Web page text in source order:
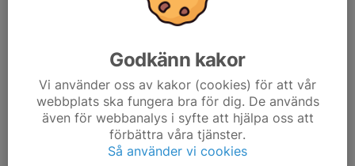
mark.blake@everlandcommunications.se
733 7
https://parasport.se/trana-och-
tavla/idrotter/fotboll/nyheter-fran-
Godkänn kakor
Vi använder oss av kakor (cookies) för att vår
webbplats ska fungera bra för dig. De används
även för webbanalys i syfte att hjälpa oss att
förbättra våra tjänster.
Så använder vi cookies